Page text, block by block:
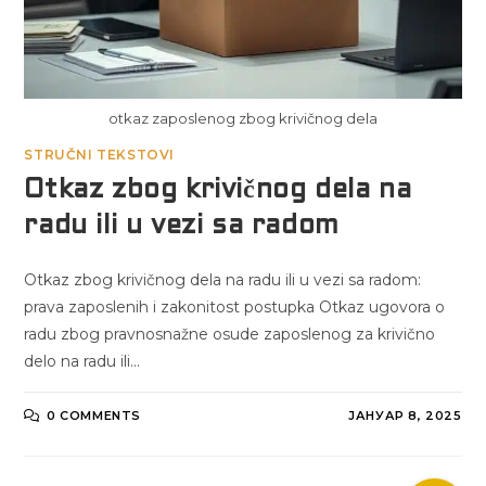
otkaz zaposlenog zbog krivičnog dela
STRUČNI TEKSTOVI
Otkaz zbog krivičnog dela na
radu ili u vezi sa radom
Otkaz zbog krivičnog dela na radu ili u vezi sa radom:
prava zaposlenih i zakonitost postupka Otkaz ugovora o
radu zbog pravnosnažne osude zaposlenog za krivično
delo na radu ili…
0 COMMENTS ЈАНУАР 8, 2025